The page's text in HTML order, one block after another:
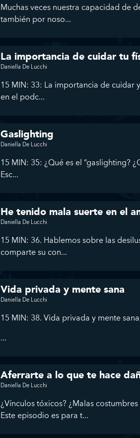
Muchas veces nuestra capacidad de
también por noso...
La importancia de cuidar tu
Daniella De Lucchi
15 MIN: 33: La importancia de
en el podc...
Gaslighting
Daniella De Lucchi
15 MIN: 35: ¿Qué es el “gaslighting?
Esc...
He tenido mala suerte en el
Daniella De Lucchi
15 MIN: 36. Hablemos sobre las
comparte su con...
Vida privada y mente sana
Daniella De Lucchi
15 MIN: 38. Vida privada y mente
...
Aferrarte a lo que te hace
Daniella De Lucchi
¿Vínculos tóxicos? ¿Malas
Este episodio es para t...